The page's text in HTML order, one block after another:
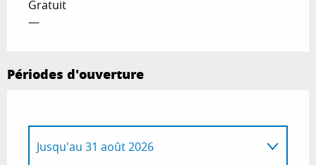
Gratuit
—
Périodes d'ouverture
Jusqu'au 31 août 2026